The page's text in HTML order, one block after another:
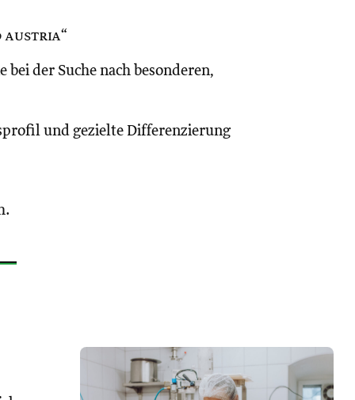
austria“
der Suche nach besonderen,
und gezielte Differenzierung